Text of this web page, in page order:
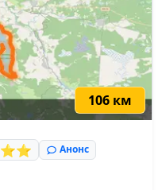
106 км
⭐⭐
Анонс